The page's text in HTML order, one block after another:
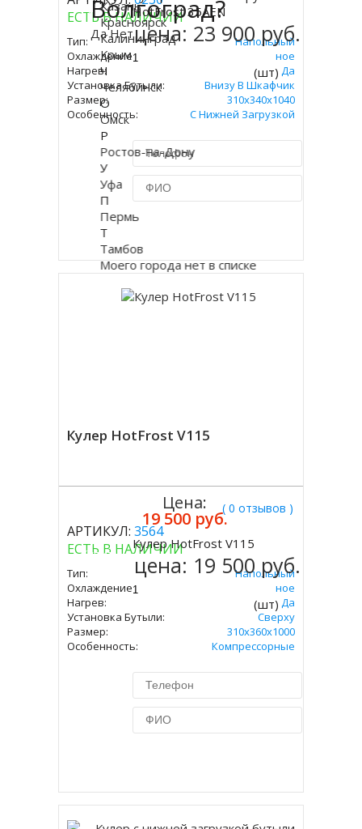
ЕСТЬ В НАЛИЧИИ
Тип:
Напольный
Охлаждение:
Электронное
Нагрев:
Да
Установка Бутыли:
Внизу В Шкафчик
Размер:
310х340х1040
Особенность:
С Нижней Загрузкой
Купить
HotFrost 35AEN
цена: 23 900 руб.
(шт)
Кулер HotFrost V115
( 0 отзывов )
АРТИКУЛ: 3564
ЕСТЬ В НАЛИЧИИ
Тип:
Напольный
Охлаждение:
Компрессорное
Нагрев:
Да
Установка Бутыли:
Сверху
Размер:
310х360х1000
Особенность:
Компрессорные
Цена:
19 500 руб.
Купить
Кулер HotFrost V115
цена: 19 500 руб.
(шт)
Волгоград?
Да Нет
Казань
Красноярск
Калининград
Крым
Ч
Челябинск
О
Омск
Р
Ростов-на-Дону
У
Уфа
П
Пермь
Т
Тамбов
Моего города нет в списке